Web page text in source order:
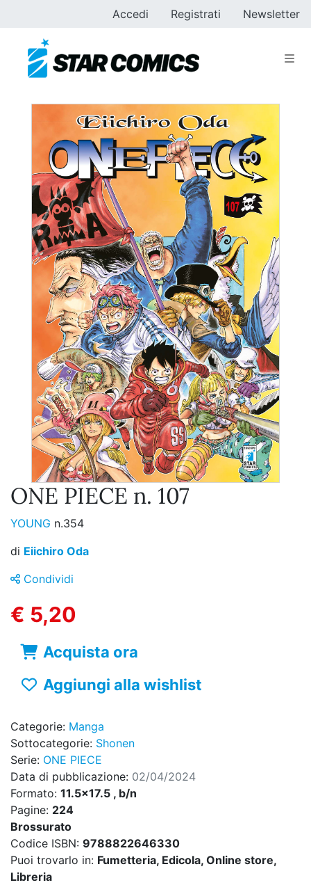
Accedi Registrati Newsletter
ONE PIECE n. 107
YOUNG n.354
di Eiichiro Oda
Condividi
€ 5,20
Acquista ora
Aggiungi alla wishlist
Categorie: Manga
Sottocategorie: Shonen
Serie: ONE PIECE
Data di pubblicazione: 02/04/2024
Formato: 11.5x17.5 , b/n
Pagine: 224
Brossurato
Codice ISBN: 9788822646330
Puoi trovarlo in: Fumetteria, Edicola, Online store,
Libreria